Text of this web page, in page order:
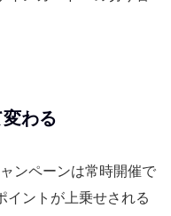
わる
ンペーンは常時開催で
イントが上乗せされる